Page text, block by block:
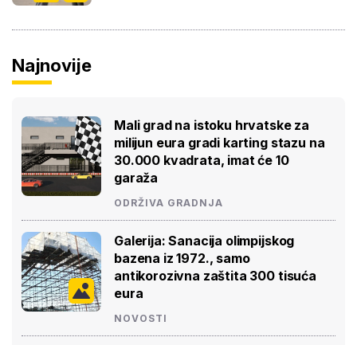
Najnovije
Mali grad na istoku hrvatske za
milijun eura gradi karting stazu na
30.000 kvadrata, imat će 10
garaža
ODRŽIVA GRADNJA
Galerija: Sanacija olimpijskog
bazena iz 1972., samo
antikorozivna zaštita 300 tisuća
eura
NOVOSTI